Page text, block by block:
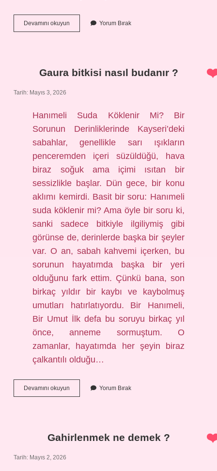
Devamını okuyun
Dağı
Yorum Bırak
Gaura bitkisi nasıl budanır ?
Tarih: Mayıs 3, 2026
Hanımeli Suda Köklenir Mi? Bir
Sorunun Derinliklerinde Kayseri’deki
sabahlar, genellikle sarı ışıkların
penceremden içeri süzüldüğü, hava
biraz soğuk ama içimi ısıtan bir
sessizlikle başlar. Dün gece, bir konu
aklımı kemirdi. Basit bir soru: Hanımeli
suda köklenir mi? Ama öyle bir soru ki,
sanki sadece bitkiyle ilgiliymiş gibi
görünse de, derinlerde başka bir şeyler
var. O an, sabah kahvemi içerken, bu
sorunun hayatımda başka bir yeri
olduğunu fark ettim. Çünkü bana, son
birkaç yıldır bir kaybı ve kaybolmuş
umutları hatırlatıyordu. Bir Hanımeli,
Bir Umut İlk defa bu soruyu birkaç yıl
önce, anneme sormuştum. O
zamanlar, hayatımda her şeyin biraz
çalkantılı olduğu…
Devamını okuyun
bitkisi
Yorum Bırak
Gahirlenmek ne demek ?
Tarih: Mayıs 2, 2026